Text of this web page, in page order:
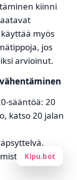
kiinni
myös
jos
arvioinut.
sääntöä: 20
katso 20 jalan
häikäisyn
Kipu.bot